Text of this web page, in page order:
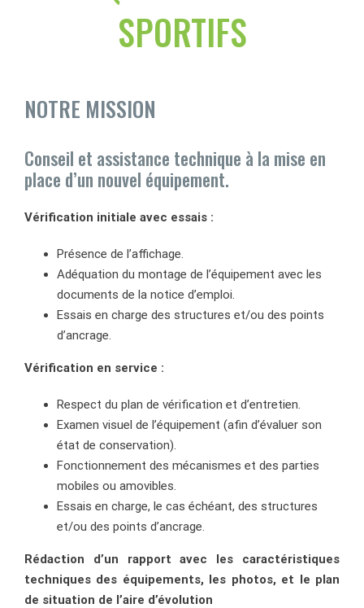
SPORTIFS
NOTRE MISSION
Conseil et assistance technique à la mise en
place d’un nouvel équipement.
Vérification initiale avec essais :
Présence de l’affichage.
Adéquation du montage de l’équipement avec les
documents de la notice d’emploi.
Essais en charge des structures et/ou des points
d’ancrage.
Vérification en service :
Respect du plan de vérification et d’entretien.
Examen visuel de l’équipement (afin d’évaluer son
état de conservation).
Fonctionnement des mécanismes et des parties
mobiles ou amovibles.
Essais en charge, le cas échéant, des structures
et/ou des points d’ancrage.
Rédaction d’un rapport avec les caractéristiques
techniques des équipements, les photos, et le plan
de situation de l’aire d’évolution